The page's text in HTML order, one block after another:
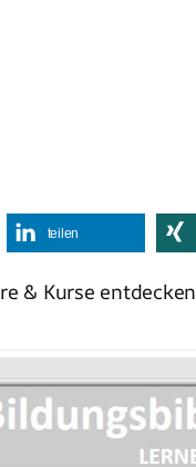
teilen
& Kurse entdecken